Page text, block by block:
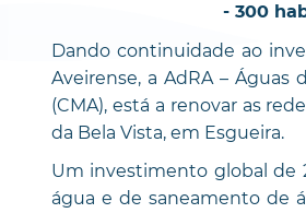
- 300
Dando continuidade ao
Aveirense, a AdRA – Águas
(CMA), está a renovar as
da Bela Vista, em Esgueira.
Um investimento global de
água e de saneamento de